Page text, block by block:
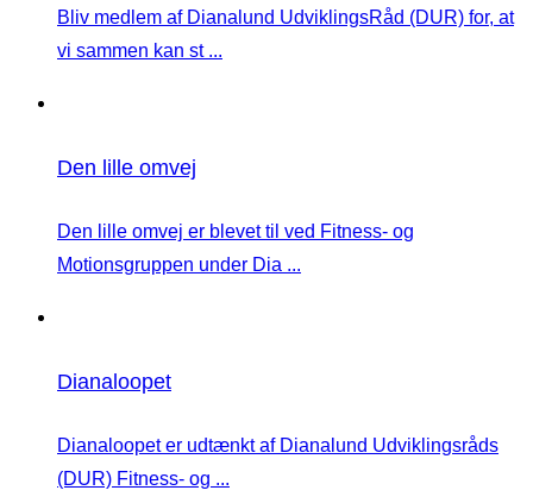
Bliv medlem af Dianalund UdviklingsRåd (DUR) for, at
vi sammen kan st ...
Den lille omvej
Den lille omvej er blevet til ved Fitness- og
Motionsgruppen under Dia ...
Dianaloopet
Dianaloopet er udtænkt af Dianalund Udviklingsråds
(DUR) Fitness- og ...